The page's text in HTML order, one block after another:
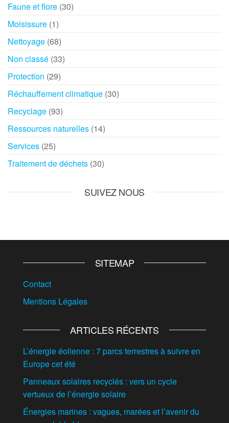
Faune et flore (30)
Moisissure (1)
Nettoyage (68)
Non classé (33)
Protection (29)
Réchauffement climatique (30)
Recyclage (93)
Ressources naturelles (14)
Services (25)
Traitement de déchets (30)
SUIVEZ NOUS
SITEMAP
Contact
Mentions Légales
ARTICLES RÉCENTS
L’énergie éolienne : 7 parcs terrestres à suivre en
Europe cet été
Panneaux solaires recyclés : vers un cycle
vertueux de l’énergie solaire
Énergies marines : vagues, marées et l’avenir du